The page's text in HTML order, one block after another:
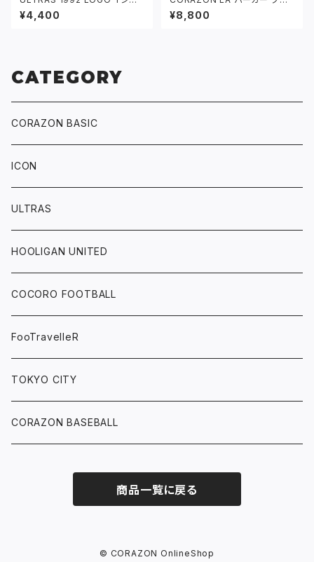
ツ ブルー
¥4,400
ー
¥8,800
CATEGORY
CORAZON BASIC
ICON
ULTRAS
HOOLIGAN UNITED
COCORO FOOTBALL
FooTravelleR
TOKYO CITY
CORAZON BASEBALL
商品一覧に戻る
© CORAZON OnlineShop